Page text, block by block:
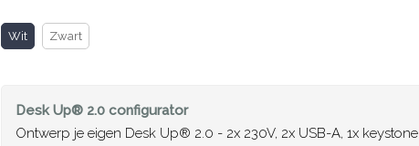
Wit Zwart
Desk Up® 2.0 configurator
Ontwerp je eigen Desk Up® 2.0 - 2x 230V, 2x USB-A, 1x keystone